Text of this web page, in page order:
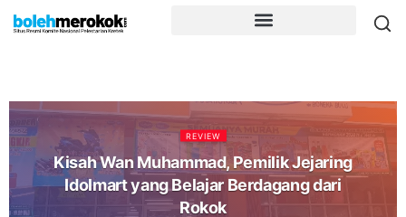
REVIEW
Kisah Wan Muhammad, Pemilik Jejaring
Idolmart yang Belajar Berdagang dari
Rokok